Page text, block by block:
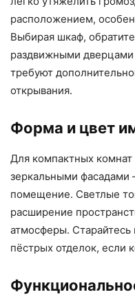
расположением,
Выбирая шкаф,
раздвижными
требуют
открывания.
Форма и цвет
Для компактных
зеркальными фасадами
помещение. Светлые
расширение
атмосферы.
пёстрых отделок, если